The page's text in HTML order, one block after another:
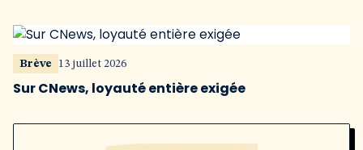
Brève 13 juillet 2026
Sur CNews, loyauté entière exigée